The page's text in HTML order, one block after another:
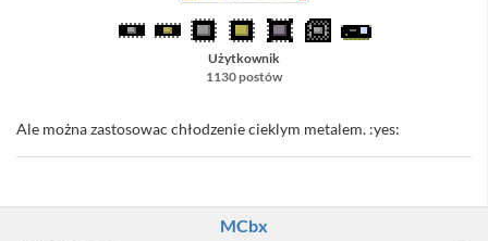
Użytkownik
1130 postów
Ale można zastosowac chłodzenie cieklym metalem. :yes:
MCbx